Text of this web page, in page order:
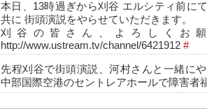
本日、13時過ぎから刈谷 エルシティ前に
共に 街頭演説をやらせていただきます。
刈谷の皆さん、よろしくお
http://www.ustream.tv/channel/6421912 #
先程刈谷で街頭演説、河村さんと一緒に
中部国際空港のセントレアホールで障害者